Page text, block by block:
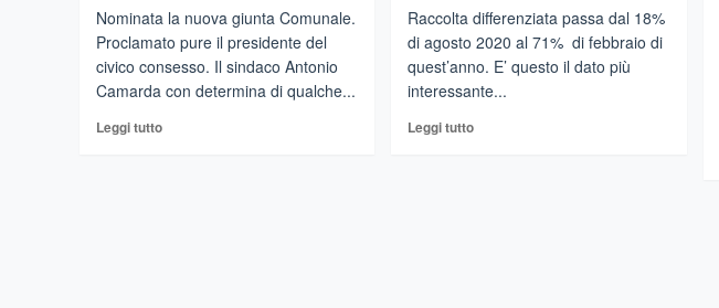
Nominata la nuova giunta Comunale.
Proclamato pure il presidente del
civico consesso. Il sindaco Antonio
Camarda con determina di qualche...
Leggi tuttoLeggi
Raccolta differenziata passa dal 18%
di agosto 2020 al 71% di febbraio di
quest’anno. E’ questo il dato più
interessante...
Leggi tuttoLeggi